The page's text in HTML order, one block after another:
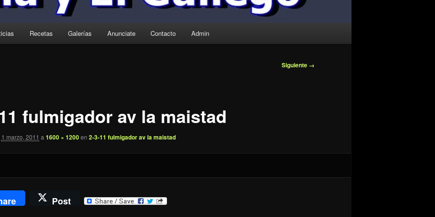
Recetas Galerías Anunciate Contacto Admin
Siguiente →
fulmigador av la maistad
1 marzo, 2011 a 1600 × 1200en 2-3-11 fulmigador av la maistad
Post